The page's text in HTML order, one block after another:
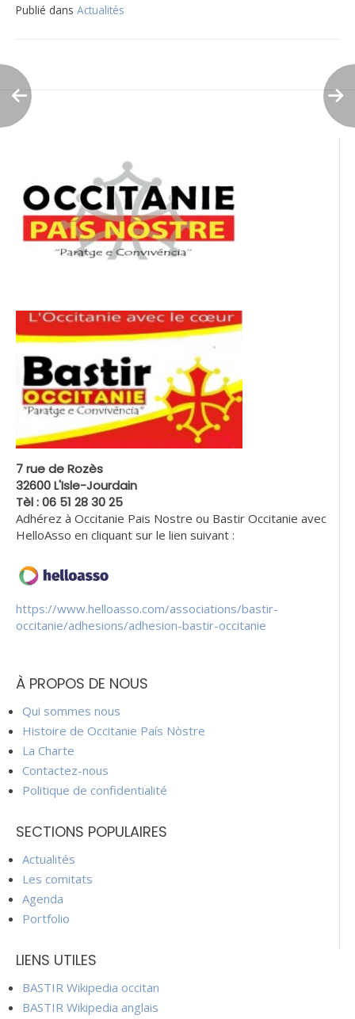
Publié dans Actualités
de
l’article
7 rue de Rozès
32600 L'Isle-Jourdain
Tèl : 06 51 28 30 25
Adhérez à Occitanie Pais Nostre ou Bastir Occitanie avec
HelloAsso en cliquant sur le lien suivant :
https://www.helloasso.com/associations/bastir-
occitanie/adhesions/adhesion-bastir-occitanie
À PROPOS DE NOUS
Qui sommes nous
Histoire de Occitanie País Nòstre
La Charte
Contactez-nous
Politique de confidentialité
SECTIONS POPULAIRES
Actualités
Les comitats
Agenda
Portfolio
LIENS UTILES
BASTIR Wikipedia occitan
BASTIR Wikipedia anglais